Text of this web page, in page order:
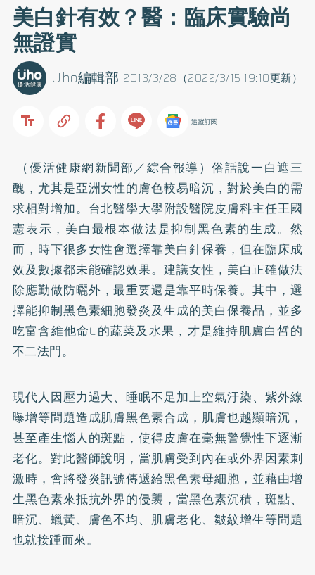
美白針有效？醫：臨床實驗尚
無證實
2013/3/28（2022/3/15 19:10更新）
Uho編輯部
追蹤訂閱
（優活健康網新聞部／綜合報導）俗話說一白遮三
醜，尤其是亞洲女性的膚色較易暗沉，對於美白的需
求相對增加。台北醫學大學附設醫院皮膚科主任王國
憲表示，美白最根本做法是抑制黑色素的生成。然
而，時下很多女性會選擇靠美白針保養，但在臨床成
效及數據都未能確認效果。建議女性，美白正確做法
除應勤做防曬外，最重要還是靠平時保養。其中，選
擇能抑制黑色素細胞發炎及生成的美白保養品，並多
吃富含維他命C的蔬菜及水果，才是維持肌膚白皙的
不二法門。
現代人因壓力過大、睡眠不足加上空氣汙染、紫外線
曝增等問題造成肌膚黑色素合成，肌膚也越顯暗沉，
甚至產生惱人的斑點，使得皮膚在毫無警覺性下逐漸
老化。對此醫師說明，當肌膚受到內在或外界因素刺
激時，會將發炎訊號傳遞給黑色素母細胞，並藉由增
生黑色素來抵抗外界的侵襲，當黑色素沉積，斑點、
暗沉、蠟黃、膚色不均、肌膚老化、皺紋增生等問題
也就接踵而來。